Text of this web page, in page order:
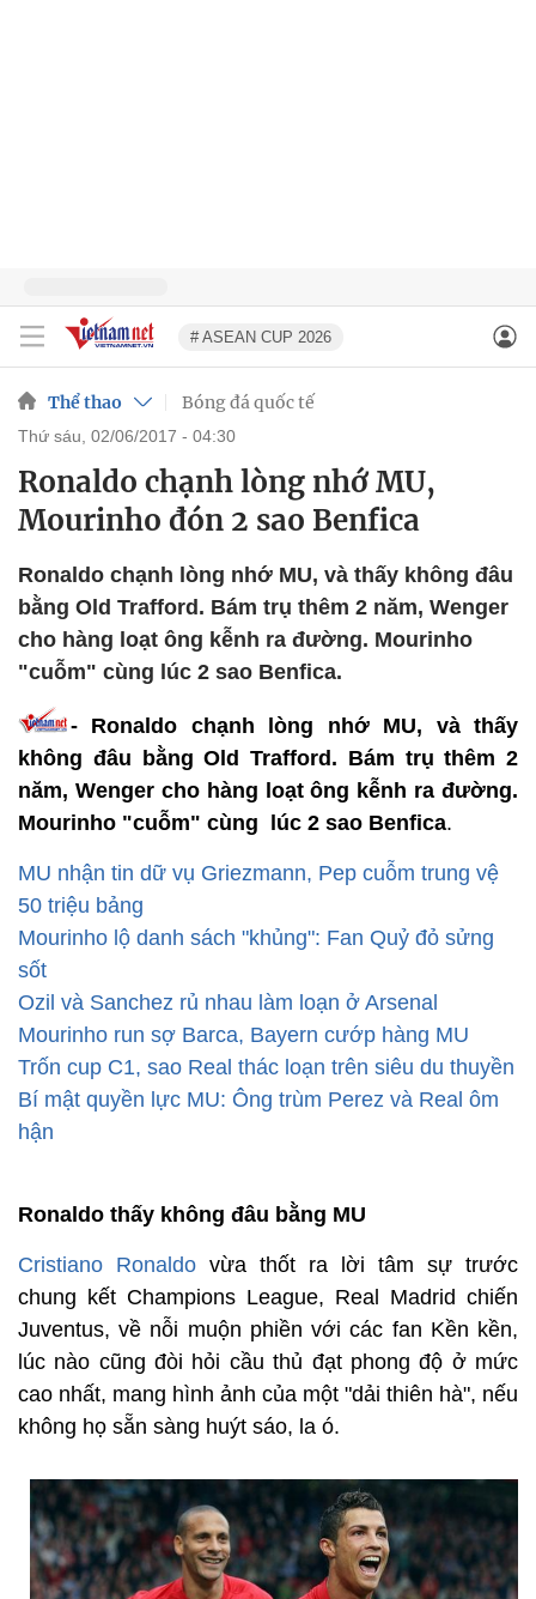
# ASEAN CUP 2026
Thể thao Bóng đá quốc tế
thứ sáu, 02/06/2017 - 04:30
Ronaldo chạnh lòng nhớ MU,
Mourinho đón 2 sao Benfica
Ronaldo chạnh lòng nhớ MU, và thấy không đâu
bằng Old Trafford. Bám trụ thêm 2 năm, Wenger
cho hàng loạt ông kễnh ra đường. Mourinho
"cuỗm" cùng lúc 2 sao Benfica.
- Ronaldo chạnh lòng nhớ MU, và thấy
không đâu bằng Old Trafford. Bám trụ thêm 2
năm, Wenger cho hàng loạt ông kễnh ra đường.
Mourinho "cuỗm" cùng lúc 2 sao Benfica.
MU nhận tin dữ vụ Griezmann, Pep cuỗm trung vệ
50 triệu bảng
Mourinho lộ danh sách "khủng": Fan Quỷ đỏ sửng
sốt
Ozil và Sanchez rủ nhau làm loạn ở Arsenal
Mourinho run sợ Barca, Bayern cướp hàng MU
Trốn cup C1, sao Real thác loạn trên siêu du thuyền
Bí mật quyền lực MU: Ông trùm Perez và Real ôm
hận
Ronaldo thấy không đâu bằng MU
Cristiano Ronaldo vừa thốt ra lời tâm sự trước
chung kết Champions League, Real Madrid chiến
Juventus, về nỗi muộn phiền với các fan Kền kền,
lúc nào cũng đòi hỏi cầu thủ đạt phong độ ở mức
cao nhất, mang hình ảnh của một "dải thiên hà", nếu
không họ sẵn sàng huýt sáo, la ó.